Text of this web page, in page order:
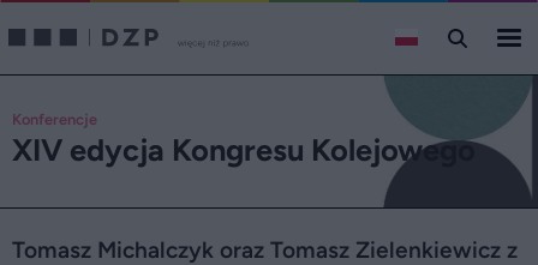
Konferencje
XIV edycja Kongresu Kolejowego
Tomasz Michalczyk oraz Tomasz Zielenkiewicz z